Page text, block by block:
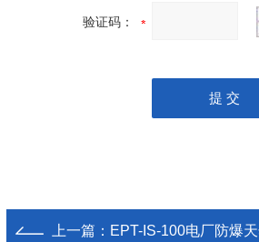
验证码：
上一篇： EPT-IS-100电厂防爆